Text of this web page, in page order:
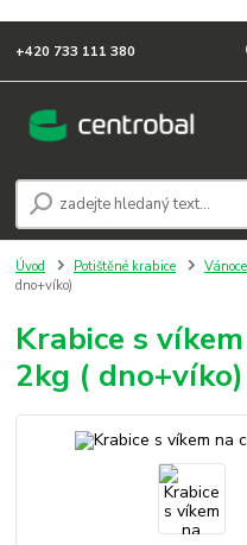
+420 733 111 380
Úvod Potištěné krabice Vánoce
dno+víko)
Krabice s
2kg ( dno+víko)